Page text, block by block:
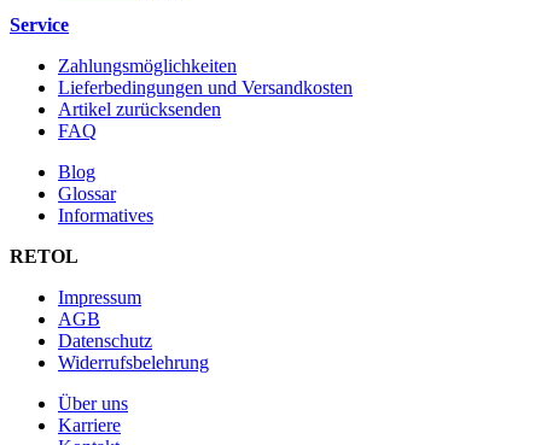
Service
Zahlungsmöglichkeiten
Lieferbedingungen und Versandkosten
Artikel zurücksenden
FAQ
Blog
Glossar
Informatives
RETOL
Impressum
AGB
Datenschutz
Widerrufsbelehrung
Über uns
Karriere